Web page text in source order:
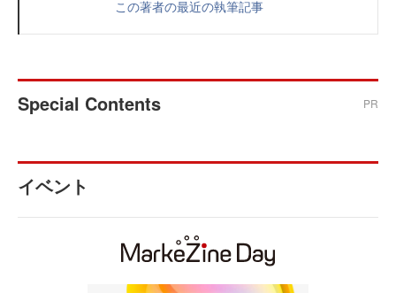
この著者の最近の執筆記事
Special Contents PR
イベント